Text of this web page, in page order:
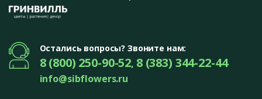
Остались вопросы? Звоните нам:
8 (800) 250-90-52, 8 (383) 344-22-44
info@sibflowers.ru